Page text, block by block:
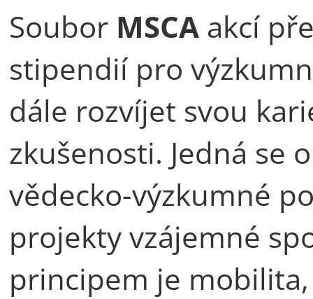
Soubor MSCA akcí
stipendií pro
dále rozvíjet svou
zkušenosti. Jedná se
vědecko-výzkumné
projekty vzájemné
principem je